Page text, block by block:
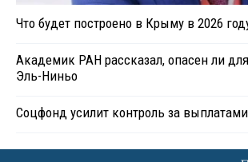
Что будет построено в Крыму в 2026
Академик РАН рассказал, опасен ли
Эль-Ниньо
Соцфонд усилит контроль за